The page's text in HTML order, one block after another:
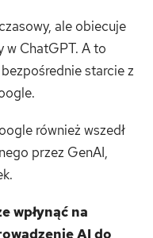
ale obiecuje
w ChatGPT. A to
starcie z
również wszedł
przez GenAI,
wpłynąć na
AI do